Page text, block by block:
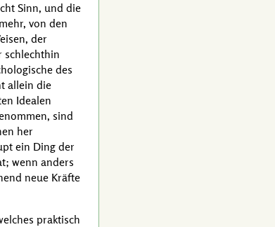
Sinn, und die
von den
der
schlechthin
des
allein die
Idealen
sind
her
ein Ding der
wenn anders
neue Kräfte
praktisch